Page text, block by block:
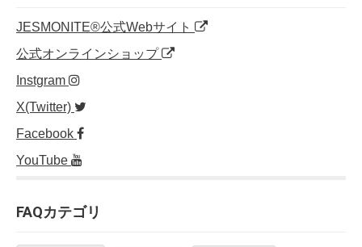
o
k
JESMONITE®公式Webサイト
公式オンラインショップ
Instgram
X(Twitter)
Facebook
YouTube
FAQカテゴリ